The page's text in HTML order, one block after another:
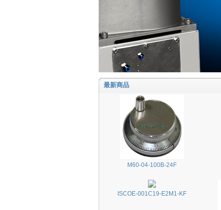
最新商品
M60-04-100B-24F
ISCOE-001C19-E2M1-KF